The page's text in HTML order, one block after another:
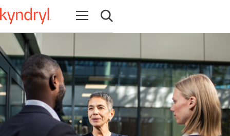
Abrir navegación
Abrir búsqueda